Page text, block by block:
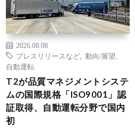
2026.08.08
プレスリリースなど
動向/展望
自動運転
T2が品質マネジメントシステ
ムの国際規格「ISO9001」認
証取得、自動運転分野で国内
初